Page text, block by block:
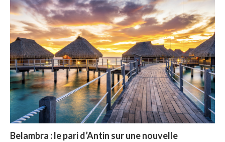
Belambra : le pari d’Antin sur une nouvelle